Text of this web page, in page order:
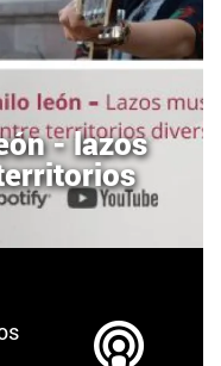
- lazos